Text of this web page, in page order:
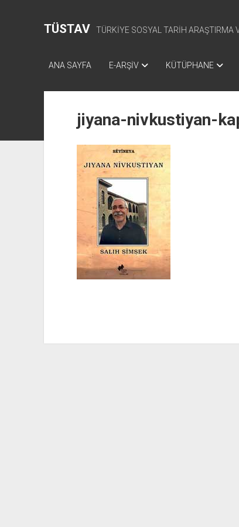
TÜSTAV TÜRKİYE SOSYAL TARİH ARAŞTIRMA
ANA SAYFA E-ARŞİV KÜTÜPHANE
jiyana-nivkustiyan-